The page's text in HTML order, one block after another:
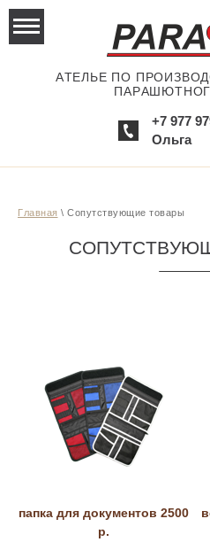
АТЕЛЬЕ ПО
+7 977
Ольга
Главная \ Сопутствующие товары
папка для документов 2500
р.